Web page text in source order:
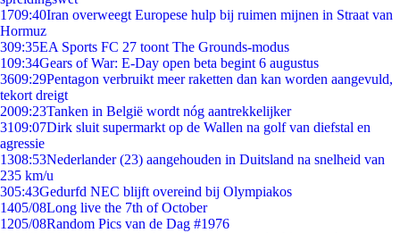
1709:40Iran overweegt Europese hulp bij ruimen mijnen in Straat van
Hormuz
309:35EA Sports FC 27 toont The Grounds-modus
109:34Gears of War: E-Day open beta begint 6 augustus
3609:29Pentagon verbruikt meer raketten dan kan worden aangevuld,
tekort dreigt
2009:23Tanken in België wordt nóg aantrekkelijker
3109:07Dirk sluit supermarkt op de Wallen na golf van diefstal en
agressie
1308:53Nederlander (23) aangehouden in Duitsland na snelheid van
235 km/u
305:43Gedurfd NEC blijft overeind bij Olympiakos
1405/08Long live the 7th of October
1205/08Random Pics van de Dag #1976